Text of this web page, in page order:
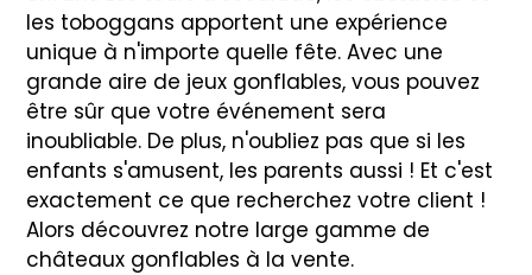
les toboggans apportent une expérience
unique à n'importe quelle fête. Avec une
grande aire de jeux gonflables, vous pouvez
être sûr que votre événement sera
inoubliable. De plus, n'oubliez pas que si les
enfants s'amusent, les parents aussi ! Et c'est
exactement ce que recherchez votre client !
Alors découvrez notre large gamme de
châteaux gonflables à la vente.